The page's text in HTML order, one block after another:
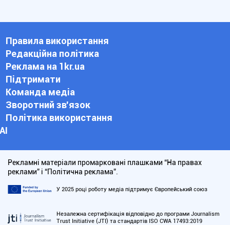
Правила використання
Редакційна політика
Реклама на 1kr.ua
Підтримати
Команда медіа
Зворотний зв'язок
Політика використання
АІ
Рекламні матеріали промарковані плашками “На правах
реклами” і “Політична реклама”.
У 2025 році роботу медіа підтримує Європейський союз
Незалежна сертифікація відповідно до програми Journalism
Trust Initiative (JTI) та стандартів ISO CWA 17493:2019